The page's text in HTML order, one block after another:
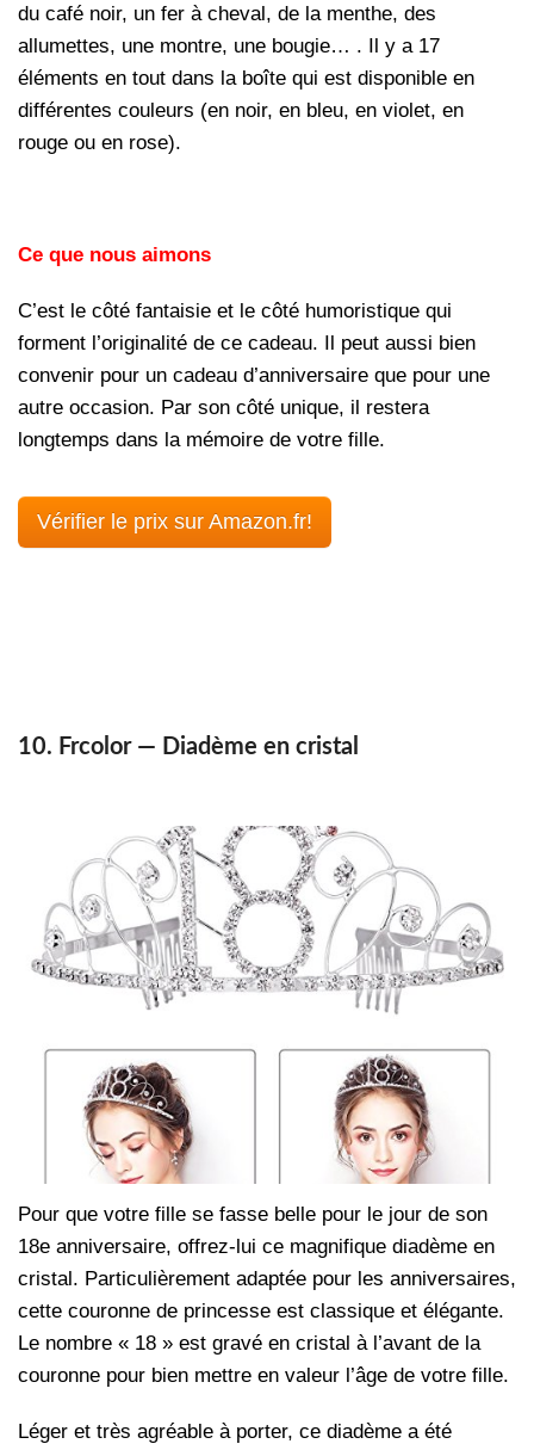
du café noir, un fer à cheval, de la menthe, des
allumettes, une montre, une bougie… . Il y a 17
éléments en tout dans la boîte qui est disponible en
différentes couleurs (en noir, en bleu, en violet, en
rouge ou en rose).
Ce que nous aimons
C’est le côté fantaisie et le côté humoristique qui
forment l’originalité de ce cadeau. Il peut aussi bien
convenir pour un cadeau d’anniversaire que pour une
autre occasion. Par son côté unique, il restera
longtemps dans la mémoire de votre fille.
Vérifier le prix sur Amazon.fr!
10. Frcolor — Diadème en cristal
Pour que votre fille se fasse belle pour le jour de son
18e anniversaire, offrez-lui ce magnifique diadème en
cristal. Particulièrement adaptée pour les anniversaires,
cette couronne de princesse est classique et élégante.
Le nombre « 18 » est gravé en cristal à l’avant de la
couronne pour bien mettre en valeur l’âge de votre fille.
Léger et très agréable à porter, ce diadème a été